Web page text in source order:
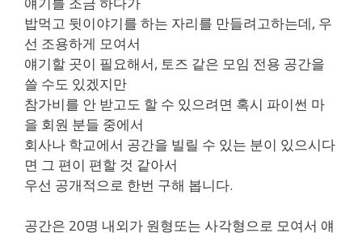
밥먹고 뒷이야기를 하는 자리를 만들려고하는데, 우
선 조용하게 모여서
얘기할 곳이 필요해서, 토즈 같은 모임 전용 공간을
쓸 수도 있겠지만
참가비를 안 받고도 할 수 있으려면 혹시 파이썬 마
을 회원 분들 중에서
회사나 학교에서 공간을 빌릴 수 있는 분이 있으시다
면 그 편이 편할 것 같아서
우선 공개적으로 한번 구해 봅니다.
공간은 20명 내외가 원형또는 사각형으로 모여서 얘